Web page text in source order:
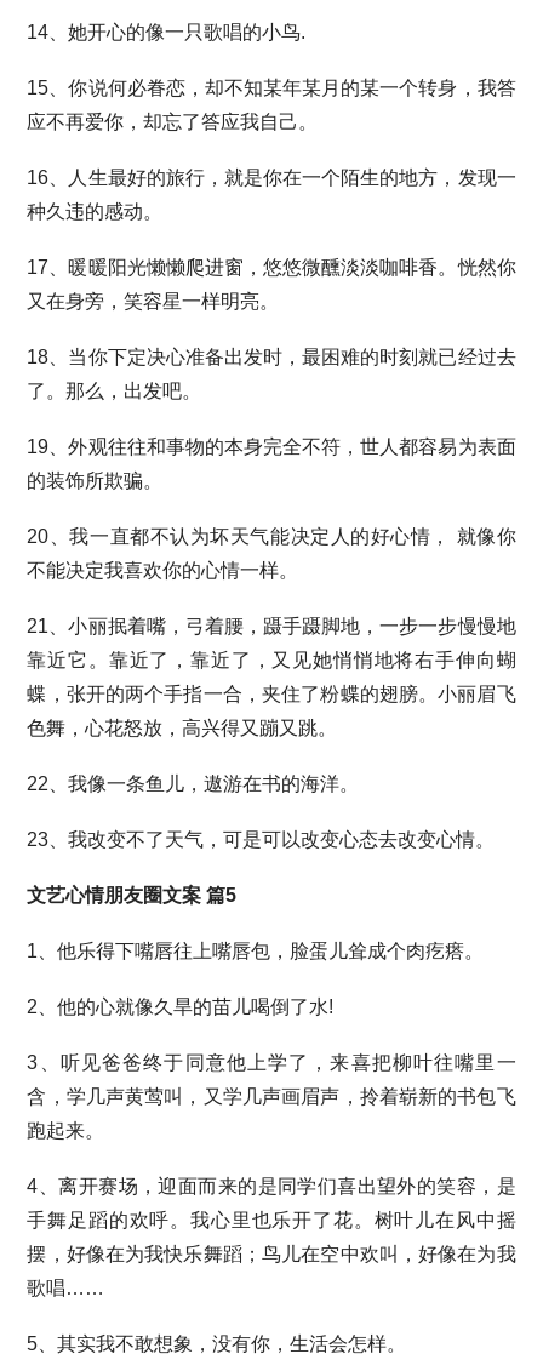
14、她开心的像一只歌唱的小鸟.
15、你说何必眷恋，却不知某年某月的某一个转身，我答
应不再爱你，却忘了答应我自己。
16、人生最好的旅行，就是你在一个陌生的地方，发现一
种久违的感动。
17、暖暖阳光懒懒爬进窗，悠悠微醺淡淡咖啡香。恍然你
又在身旁，笑容星一样明亮。
18、当你下定决心准备出发时，最困难的时刻就已经过去
了。那么，出发吧。
19、外观往往和事物的本身完全不符，世人都容易为表面
的装饰所欺骗。
20、我一直都不认为坏天气能决定人的好心情， 就像你
不能决定我喜欢你的心情一样。
21、小丽抿着嘴，弓着腰，蹑手蹑脚地，一步一步慢慢地
靠近它。靠近了，靠近了，又见她悄悄地将右手伸向蝴
蝶，张开的两个手指一合，夹住了粉蝶的翅膀。小丽眉飞
色舞，心花怒放，高兴得又蹦又跳。
22、我像一条鱼儿，遨游在书的海洋。
23、我改变不了天气，可是可以改变心态去改变心情。
文艺心情朋友圈文案 篇5
1、他乐得下嘴唇往上嘴唇包，脸蛋儿耸成个肉疙瘩。
2、他的心就像久旱的苗儿喝倒了水!
3、听见爸爸终于同意他上学了，来喜把柳叶往嘴里一
含，学几声黄莺叫，又学几声画眉声，拎着崭新的书包飞
跑起来。
4、离开赛场，迎面而来的是同学们喜出望外的笑容，是
手舞足蹈的欢呼。我心里也乐开了花。树叶儿在风中摇
摆，好像在为我快乐舞蹈；鸟儿在空中欢叫，好像在为我
歌唱……
5、其实我不敢想象，没有你，生活会怎样。